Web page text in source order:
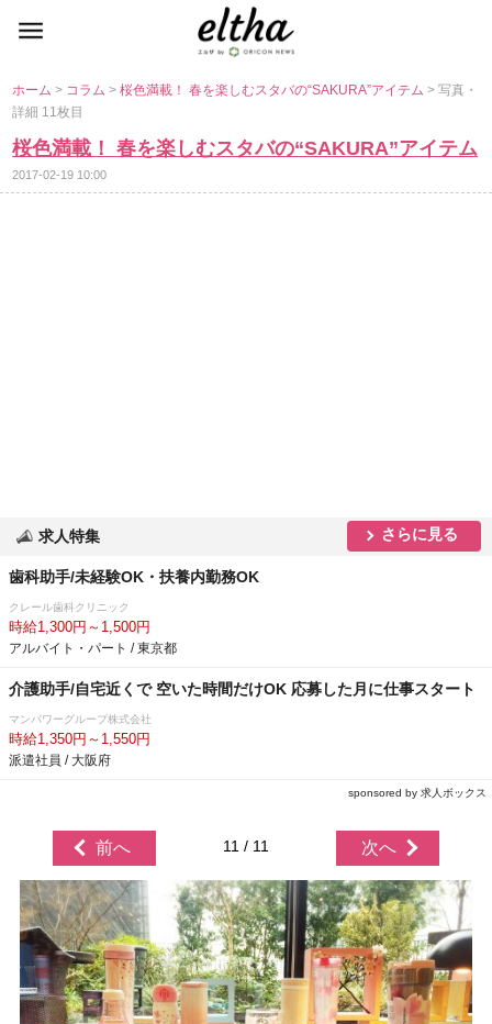
ホーム> コラム>桜色満載！ 春を楽しむスタバの“SAKURA”アイテム> 写真・
詳細 11枚目
桜色満載！ 春を楽しむスタバの“SAKURA”アイテム
2017-02-19 10:00
求人特集 さらに見る
歯科助手/未経験OK・扶養内勤務OK
クレール歯科クリニック
時給1,300円～1,500円
アルバイト・パート / 東京都
介護助手/自宅近くで 空いた時間だけOK 応募した月に仕事スタート
マンパワーグループ株式会社
時給1,350円～1,550円
派遣社員 / 大阪府
sponsored by 求人ボックス
前へ 11 / 11 次へ